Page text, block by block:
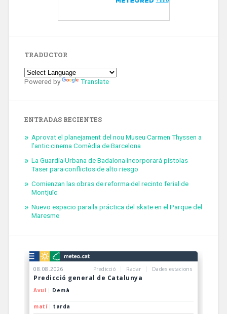
TRADUCTOR
Powered by Translate
ENTRADAS RECIENTES
Aprovat el planejament del nou Museu Carmen Thyssen a
l’antic cinema Comèdia de Barcelona
La Guardia Urbana de Badalona incorporará pistolas
Taser para conflictos de alto riesgo
Comienzan las obras de reforma del recinto ferial de
Montjuïc
Nuevo espacio para la práctica del skate en el Parque del
Maresme